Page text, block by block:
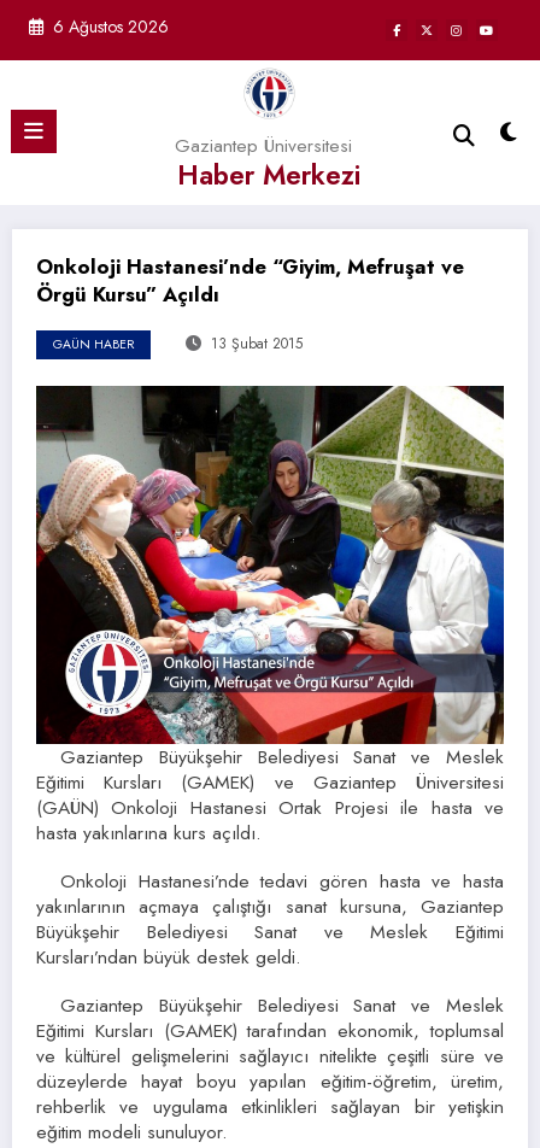
6 Ağustos 2026
Gaziantep Üniversitesi
Haber Merkezi
Onkoloji Hastanesi’nde “Giyim, Mefruşat ve
Örgü Kursu” Açıldı
GAÜN HABER 13 Şubat 2015
Gaziantep Büyükşehir Belediyesi Sanat ve Meslek
Eğitimi Kursları (GAMEK) ve Gaziantep Üniversitesi
(GAÜN) Onkoloji Hastanesi Ortak Projesi ile hasta ve
hasta yakınlarına kurs açıldı.
Onkoloji Hastanesi’nde tedavi gören hasta ve hasta
yakınlarının açmaya çalıştığı sanat kursuna, Gaziantep
Büyükşehir Belediyesi Sanat ve Meslek Eğitimi
Kursları’ndan büyük destek geldi.
Gaziantep Büyükşehir Belediyesi Sanat ve Meslek
Eğitimi Kursları (GAMEK) tarafından ekonomik, toplumsal
ve kültürel gelişmelerini sağlayıcı nitelikte çeşitli süre ve
düzeylerde hayat boyu yapılan eğitim-öğretim, üretim,
rehberlik ve uygulama etkinlikleri sağlayan bir yetişkin
eğitim modeli sunuluyor.